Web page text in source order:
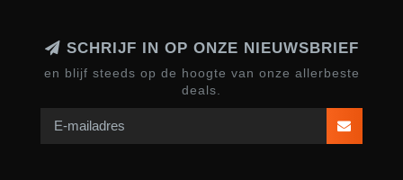
SCHRIJF IN OP ONZE NIEUWSBRIEF
en blijf steeds op de hoogte van onze allerbeste
deals.